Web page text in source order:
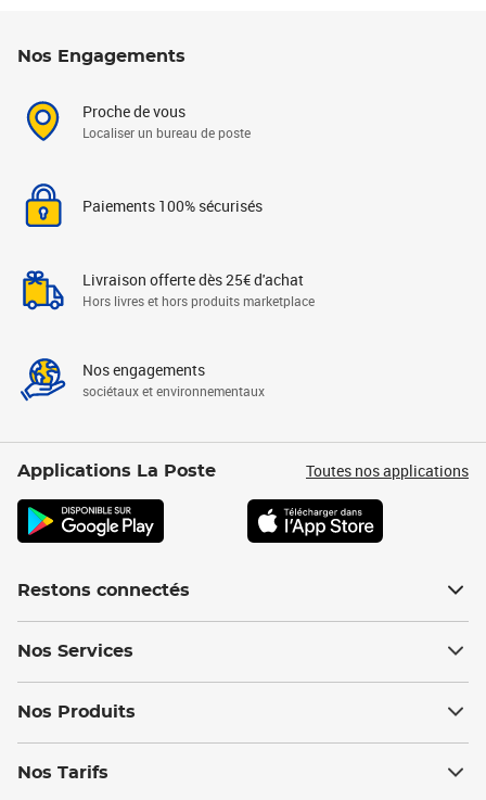
Nos Engagements
Proche de vous
Localiser un bureau de poste
Paiements 100% sécurisés
Livraison offerte dès 25€ d'achat
Hors livres et hors produits marketplace
Nos engagements
sociétaux et environnementaux
Applications La Poste Toutes nos applications
Restons connectés
Nos Services
Nos Produits
Nos Tarifs